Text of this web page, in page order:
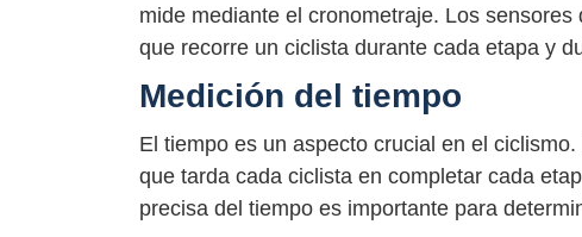
mide mediante el cronometraje. Los
que recorre un ciclista durante cada etapa y
Medición del tiempo
El tiempo es un aspecto crucial en el
que tarda cada ciclista en completar cada
precisa del tiempo es importante para